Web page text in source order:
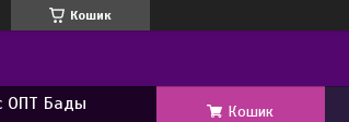
Кошик
ОПТ Бады Кошик